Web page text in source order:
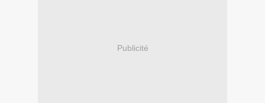
Publicité